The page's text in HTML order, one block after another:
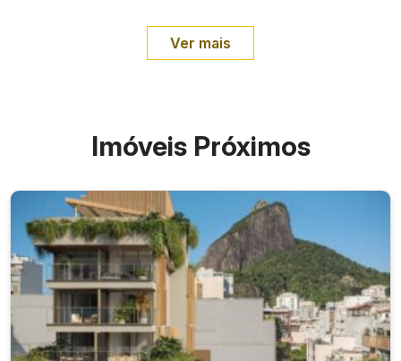
Ver mais
Imóveis Próximos